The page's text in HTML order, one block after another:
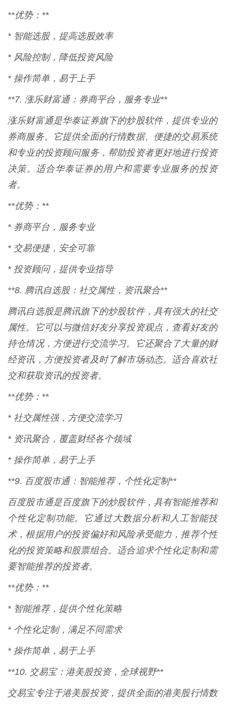
**优势：**
* 智能选股，提高选股效率
* 风险控制，降低投资风险
* 操作简单，易于上手
**7. 涨乐财富通：券商平台，服务专业**
涨乐财富通是华泰证券旗下的炒股软件，提供专业的
券商服务。它提供全面的行情数据、便捷的交易系统
和专业的投资顾问服务，帮助投资者更好地进行投资
决策。适合华泰证券的用户和需要专业服务的投资
者。
**优势：**
* 券商平台，服务专业
* 交易便捷，安全可靠
* 投资顾问，提供专业指导
**8. 腾讯自选股：社交属性，资讯聚合**
腾讯自选股是腾讯旗下的炒股软件，具有强大的社交
属性。它可以与微信好友分享投资观点，查看好友的
持仓情况，方便进行交流学习。它还聚合了大量的财
经资讯，方便投资者及时了解市场动态。适合喜欢社
交和获取资讯的投资者。
**优势：**
* 社交属性强，方便交流学习
* 资讯聚合，覆盖财经各个领域
* 操作简单，易于上手
**9. 百度股市通：智能推荐，个性化定制**
百度股市通是百度旗下的炒股软件，具有智能推荐和
个性化定制功能。它通过大数据分析和人工智能技
术，根据用户的投资偏好和风险承受能力，推荐个性
化的投资策略和股票组合。适合追求个性化定制和需
要智能推荐的投资者。
**优势：**
* 智能推荐，提供个性化策略
* 个性化定制，满足不同需求
* 操作简单，易于上手
**10. 交易宝：港美股投资，全球视野**
交易宝专注于港美股投资，提供全面的港美股行情数